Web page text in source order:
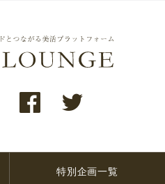
特別企画一覧